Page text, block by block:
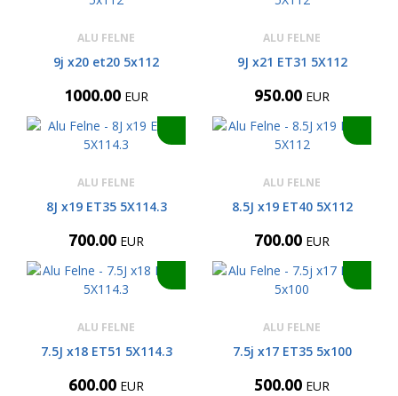
ALU FELNE
9j x20 et20 5x112
1000.00 EUR
ALU FELNE
9J x21 ET31 5X112
950.00 EUR
ALU FELNE
8J x19 ET35 5X114.3
700.00 EUR
ALU FELNE
8.5J x19 ET40 5X112
700.00 EUR
ALU FELNE
7.5J x18 ET51 5X114.3
600.00 EUR
ALU FELNE
7.5j x17 ET35 5x100
500.00 EUR